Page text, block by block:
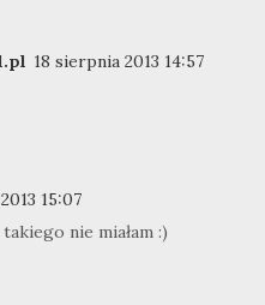
18 sierpnia 2013 14:57
15:07
nie miałam :)